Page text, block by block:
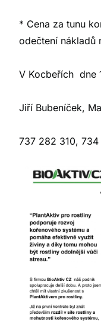
* Cena za tunu
odečtení nákladů
V Kocbeřích dne
Jiří Bubeníček,
737 282 310,